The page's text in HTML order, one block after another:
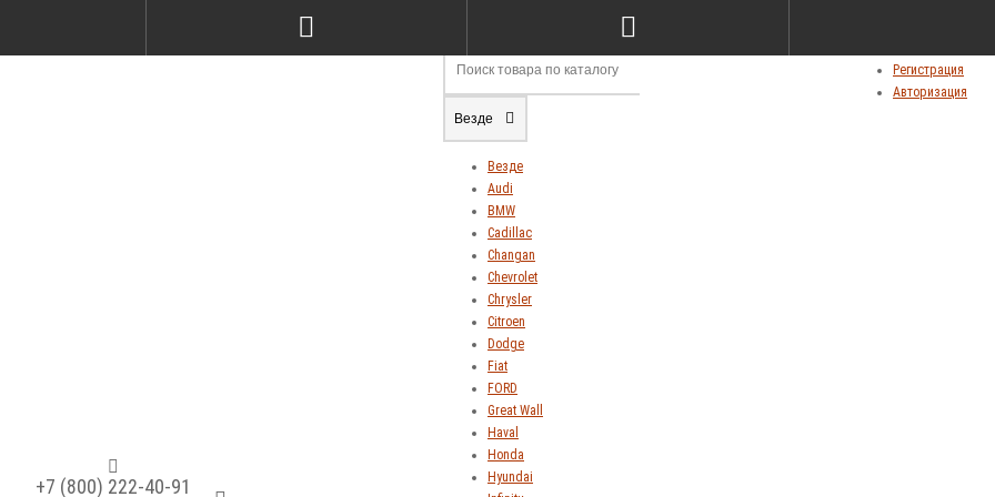
Регистрация
Авторизация
Сравнение товаров (0)
+7 (800) 222-40-91
Везде
Везде
Audi
BMW
Cadillac
Changan
Chevrolet
Chrysler
Citroen
Dodge
Fiat
FORD
Great Wall
Haval
Honda
Hyundai